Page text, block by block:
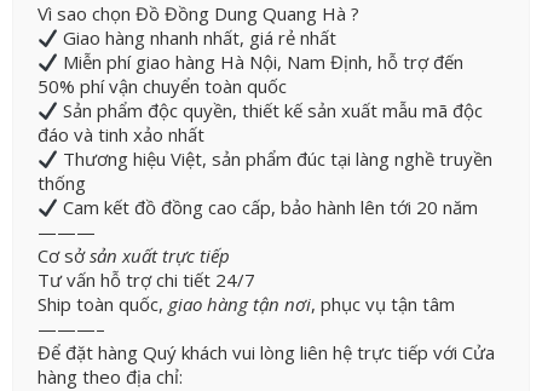
Vì sao chọn Đồ Đồng Dung Quang Hà ?
Giao hàng nhanh nhất, giá rẻ nhất
Miễn phí giao hàng Hà Nội, Nam Định, hỗ trợ đến
50% phí vận chuyển toàn quốc
Sản phẩm độc quyền, thiết kế sản xuất mẫu mã độc
đáo và tinh xảo nhất
Thương hiệu Việt, sản phẩm đúc tại làng nghề truyền
thống
Cam kết đồ đồng cao cấp, bảo hành lên tới 20 năm
———
Cơ sởsản xuất trực tiếp
Tư vấn hỗ trợ chi tiết 24/7
Ship toàn quốc, giao hàng tận nơi, phục vụ tận tâm
———–
Để đặt hàng Quý khách vui lòng liên hệ trực tiếp với Cửa
hàng theo địa chỉ: